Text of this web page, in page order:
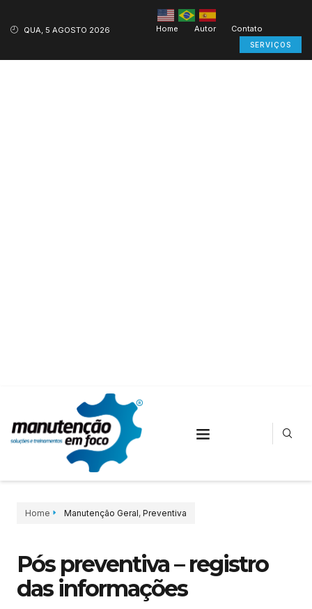
QUA, 5 AGOSTO 2026 Home Autor Contato
SERVIÇOS
Home Manutenção Geral, Preventiva
Pós preventiva – registro
das informações